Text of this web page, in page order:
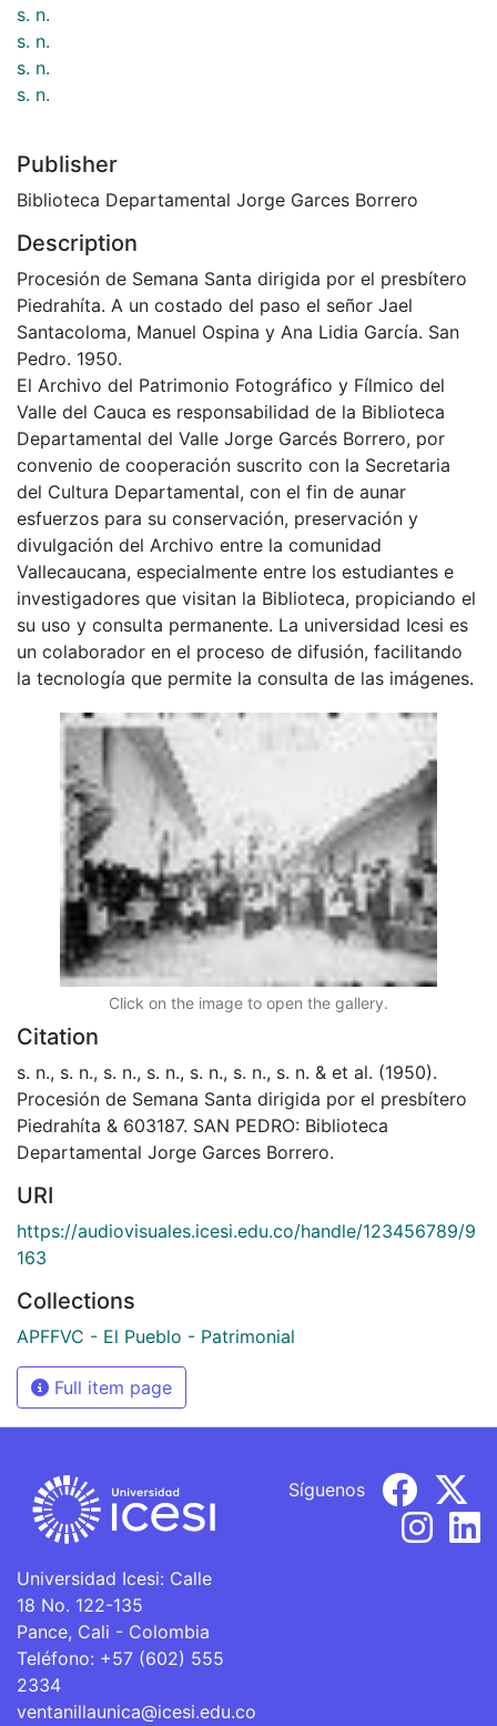
s. n.
s. n.
s. n.
s. n.
Publisher
Biblioteca Departamental Jorge Garces Borrero
Description
Procesión de Semana Santa dirigida por el presbítero
Piedrahíta. A un costado del paso el señor Jael
Santacoloma, Manuel Ospina y Ana Lidia García. San
Pedro. 1950.
El Archivo del Patrimonio Fotográfico y Fílmico del
Valle del Cauca es responsabilidad de la Biblioteca
Departamental del Valle Jorge Garcés Borrero, por
convenio de cooperación suscrito con la Secretaria
del Cultura Departamental, con el fin de aunar
esfuerzos para su conservación, preservación y
divulgación del Archivo entre la comunidad
Vallecaucana, especialmente entre los estudiantes e
investigadores que visitan la Biblioteca, propiciando el
su uso y consulta permanente. La universidad Icesi es
un colaborador en el proceso de difusión, facilitando
la tecnología que permite la consulta de las imágenes.
Click on the image to open the gallery.
Citation
s. n., s. n., s. n., s. n., s. n., s. n., s. n. & et al. (1950).
Procesión de Semana Santa dirigida por el presbítero
Piedrahíta & 603187. SAN PEDRO: Biblioteca
Departamental Jorge Garces Borrero.
URI
https://audiovisuales.icesi.edu.co/handle/123456789/9
163
Collections
APFFVC - El Pueblo - Patrimonial
Full item page
Universidad Icesi: Calle
18 No. 122-135
Pance, Cali - Colombia
Teléfono: +57 (602) 555
2334
ventanillaunica@icesi.edu.co
Síguenos